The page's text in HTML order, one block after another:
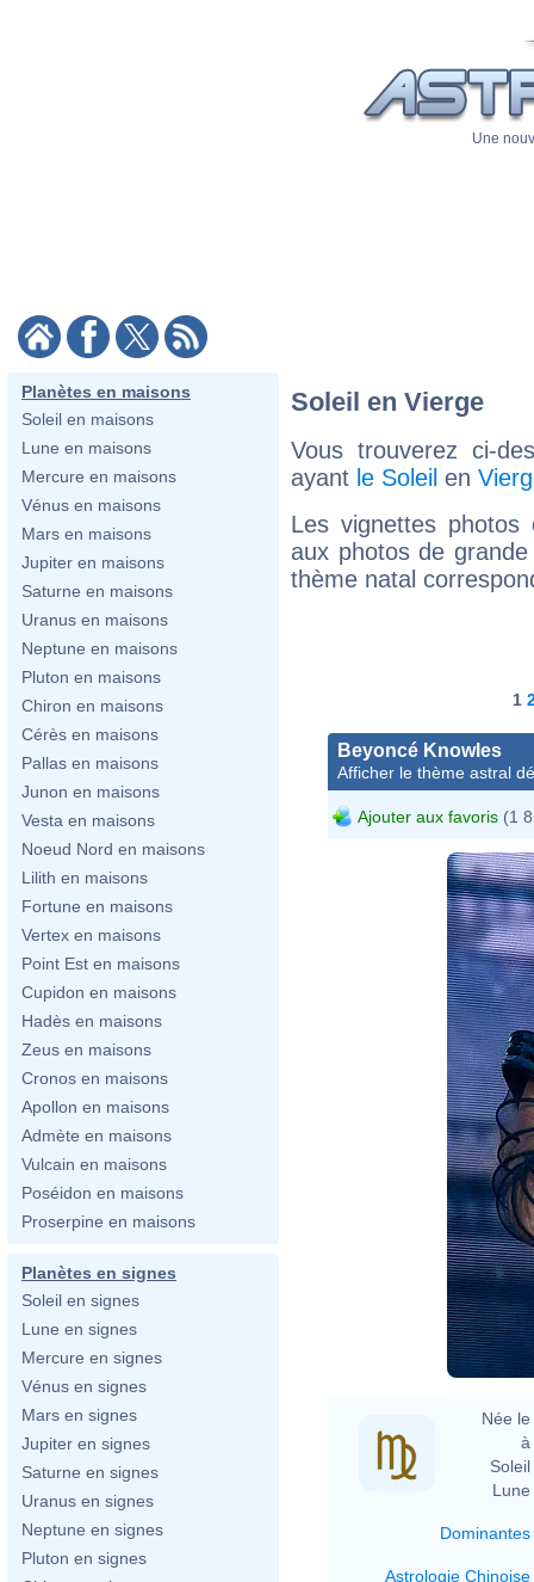
Une
Planètes en maisons
Soleil en maisons
Lune en maisons
Mercure en maisons
Vénus en maisons
Mars en maisons
Jupiter en maisons
Saturne en maisons
Uranus en maisons
Neptune en maisons
Pluton en maisons
Chiron en maisons
Cérès en maisons
Pallas en maisons
Junon en maisons
Vesta en maisons
Noeud Nord en maisons
Lilith en maisons
Fortune en maisons
Vertex en maisons
Point Est en maisons
Cupidon en maisons
Hadès en maisons
Zeus en maisons
Cronos en maisons
Apollon en maisons
Admète en maisons
Vulcain en maisons
Poséidon en maisons
Proserpine en maisons
Planètes en signes
Soleil en signes
Lune en signes
Mercure en signes
Vénus en signes
Mars en signes
Jupiter en signes
Saturne en signes
Uranus en signes
Neptune en signes
Pluton en signes
Soleil en Vierge
Vous trouverez ci-
ayant le Soleil en
Les vignettes
aux photos de
thème natal
1
Beyoncé Knowles
Afficher le thème astral
Ajouter aux favoris (1
Née le
à
Soleil
Lune
Dominantes
Astrologie Chinoise